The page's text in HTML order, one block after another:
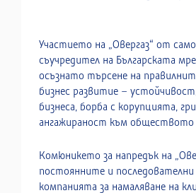
Участието на „Овергаз“ от
съучредител на Българската
осъзнато търсене на
бизнес развитие –
бизнеса, борба с корупцията,
ангажираност към обществото
Комюникето за напредък на
постоянните и последователни
компанията за намаляване на